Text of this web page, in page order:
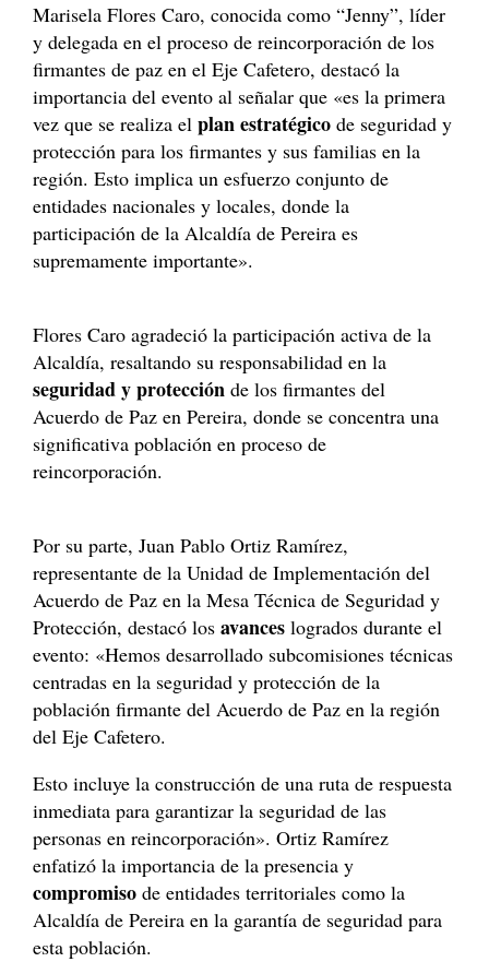
Marisela Flores Caro, conocida como “Jenny”, líder
y delegada en el proceso de reincorporación de los
firmantes de paz en el Eje Cafetero, destacó la
importancia del evento al señalar que «es la primera
vez que se realiza elplan estratégicode seguridad y
protección para los firmantes y sus familias en la
región. Esto implica un esfuerzo conjunto de
entidades nacionales y locales, donde la
participación de la Alcaldía de Pereira es
supremamente importante».
Flores Caro agradeció la participación activa de la
Alcaldía, resaltando su responsabilidad en la
seguridad y protecciónde los firmantes del
Acuerdo de Paz en Pereira, donde se concentra una
significativa población en proceso de
reincorporación.
Por su parte, Juan Pablo Ortiz Ramírez,
representante de la Unidad de Implementación del
Acuerdo de Paz en la Mesa Técnica de Seguridad y
Protección, destacó losavances logrados durante el
evento: «Hemos desarrollado subcomisiones técnicas
centradas en la seguridad y protección de la
población firmante del Acuerdo de Paz en la región
del Eje Cafetero.
Esto incluye la construcción de una ruta de respuesta
inmediata para garantizar la seguridad de las
personas en reincorporación». Ortiz Ramírez
enfatizó la importancia de la presencia y
compromisode entidades territoriales como la
Alcaldía de Pereira en la garantía de seguridad para
esta población.